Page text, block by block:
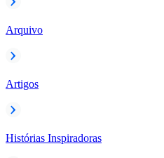
Arquivo
Artigos
Histórias Inspiradoras